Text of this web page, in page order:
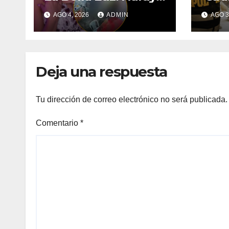
Saldaña acusa a
director musical de
tocamientos
AGO 4, 2026 ADMIN
deAGO
Deja una respuesta
Tu dirección de correo electrónico no será publicada.
Comentario *